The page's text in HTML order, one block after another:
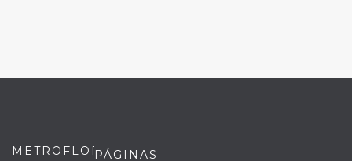
METROFLORPÁGINAS